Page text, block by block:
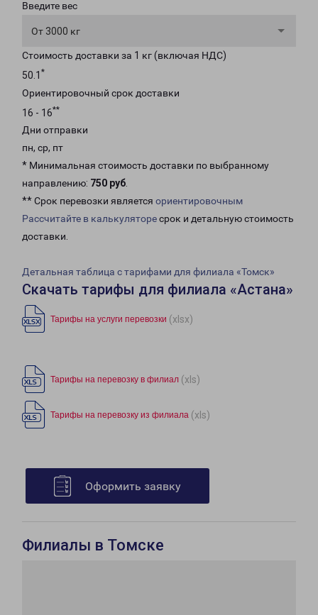
Введите вес
От 3000 кг
Стоимость доставки за 1 кг (включая НДС)
50.1 *
Ориентировочный срок доставки
16 - 16**
Дни отправки
пн, ср, пт
* Минимальная стоимость доставки по выбранному
направлению: 750 руб.
** Срок перевозки является ориентировочным
Рассчитайте в калькуляторесрок и детальную стоимость
доставки.
Детальная таблица с тарифами для филиала «Томск»
Скачать тарифы для филиала «Астана»
Тарифы на услуги перевозки (xlsx)
Тарифы на перевозку в филиал (xls)
Тарифы на перевозку из филиала (xls)
Оформить заявку
Филиалы в Томске